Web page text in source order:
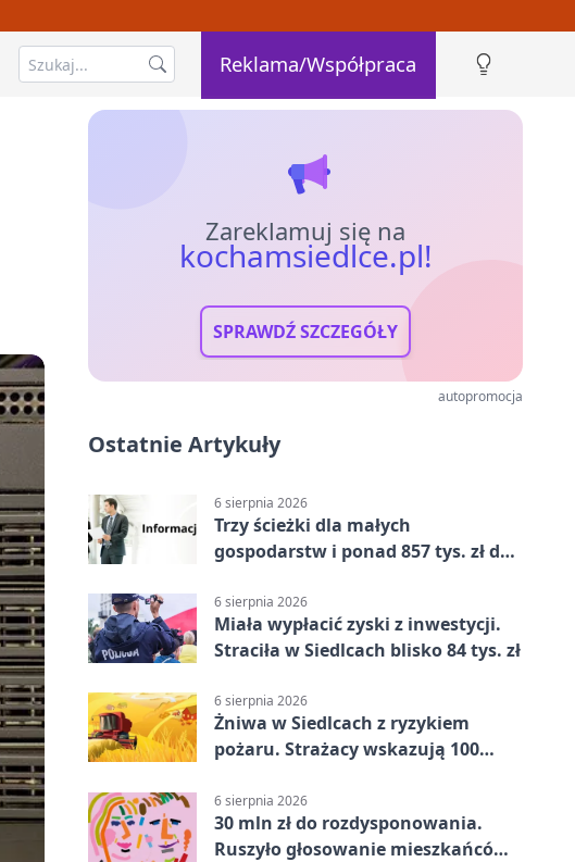
Reklama/Współpraca
Zareklamuj się na
kochamsiedlce.pl!
SPRAWDŹ SZCZEGÓŁY
autopromocja
Ostatnie Artykuły
6 sierpnia 2026
Trzy ścieżki dla małych
gospodarstw i ponad 857 tys. zł do
6 sierpnia 2026
Miała wypłacić zyski z inwestycji.
Straciła w Siedlcach blisko 84 tys. zł
6 sierpnia 2026
Żniwa w Siedlcach z ryzykiem
pożaru. Strażacy wskazują 100
6 sierpnia 2026
30 mln zł do rozdysponowania.
Ruszyło głosowanie mieszkańców